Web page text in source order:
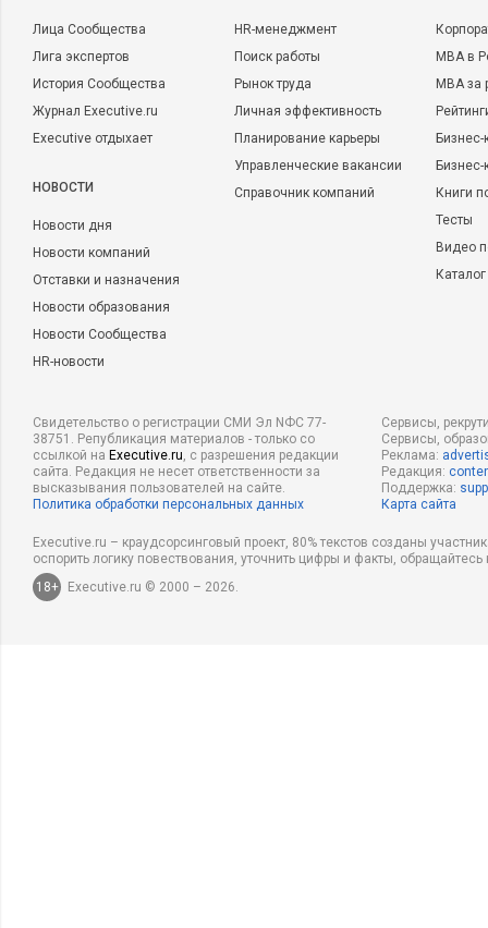
Лица Сообщества
Лига экспертов
История Сообщества
Журнал Executive.ru
Executive отдыхает
НОВОСТИ
Новости дня
Новости компаний
Отставки и назначения
Новости образования
Новости Сообщества
HR-новости
HR-менеджмент
Поиск работы
Рынок труда
Личная эффективность
Планирование карьеры
Управленческие вакансии
Справочник компаний
MBA в
MBA
Бизнес-
Книги
Тесты
Видео
Свидетельство о регистрации СМИ Эл NФС 77-
38751. Републикация материалов - только со
ссылкой на Executive.ru, с разрешения редакции
сайта. Редакция не несет ответственности за
высказывания пользователей на сайте.
Политика обработки персональных данных
Сервисы,
Сервисы,
Реклама:
Редакция:
Поддержка:
Карта сайта
Executive.ru – краудсорсинговый проект, 80% текстов созданы
оспорить логику повествования, уточнить цифры и факты,
18+
Executive.ru © 2000 – 2026.